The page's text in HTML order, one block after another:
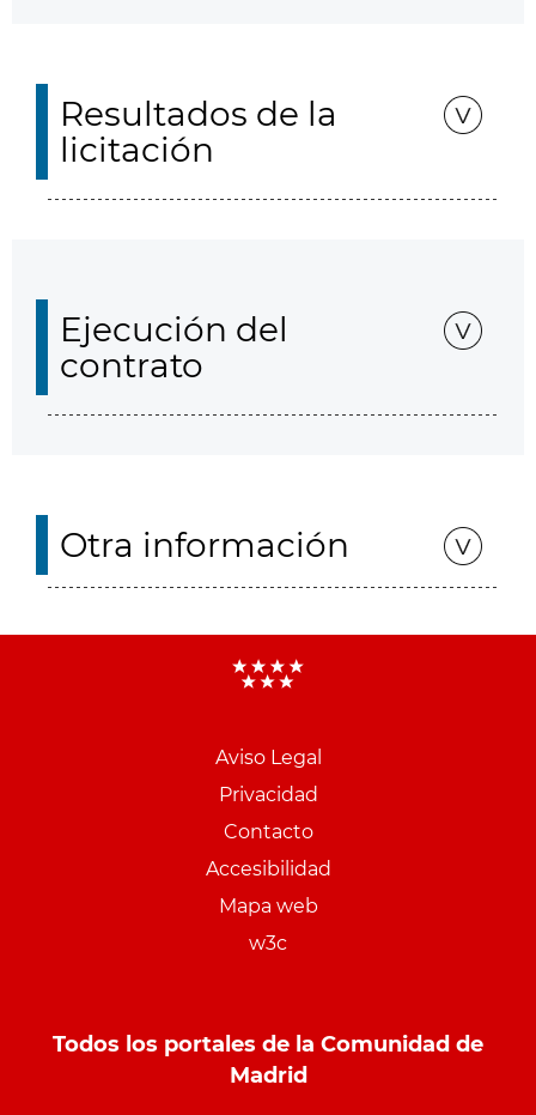
Resultados de la
licitación
Ejecución del
contrato
Otra información
Aviso Legal
Privacidad
Contacto
Accesibilidad
Mapa web
w3c
Todos los portales de la Comunidad de
Madrid